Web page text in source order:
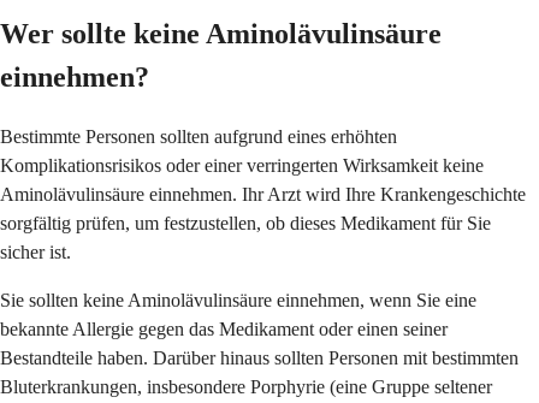
Wer sollte keine Aminolävulinsäure
einnehmen?
Bestimmte Personen sollten aufgrund eines erhöhten
Komplikationsrisikos oder einer verringerten Wirksamkeit keine
Aminolävulinsäure einnehmen. Ihr Arzt wird Ihre Krankengeschichte
sorgfältig prüfen, um festzustellen, ob dieses Medikament für Sie
sicher ist.
Sie sollten keine Aminolävulinsäure einnehmen, wenn Sie eine
bekannte Allergie gegen das Medikament oder einen seiner
Bestandteile haben. Darüber hinaus sollten Personen mit bestimmten
Bluterkrankungen, insbesondere Porphyrie (eine Gruppe seltener